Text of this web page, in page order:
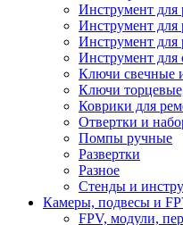
Инструмент для
Инструмент для
Инструмент для
Инструмент для
Ключи свечные
Ключи
Коврики для
Отвертки и
Помпы ручные
Развертки
Разное
Стенды и
Камеры, подвесы и
FPV, модули,